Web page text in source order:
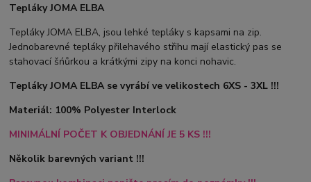
Tepláky JOMA ELBA
Tepláky JOMA ELBA, jsou lehké tepláky s kapsami na zip.
Jednobarevné tepláky přilehavého střihu mají elastický pas se
stahovací šńůrkou a krátkými zipy na konci nohavic.
Tepláky JOMA ELBA se vyrábí ve velikostech 6XS - 3XL !!!
Materiál: 100% Polyester Interlock
MINIMÁLNÍ POČET K OBJEDNÁNÍ JE 5 KS !!!
Několik barevných variant !!!